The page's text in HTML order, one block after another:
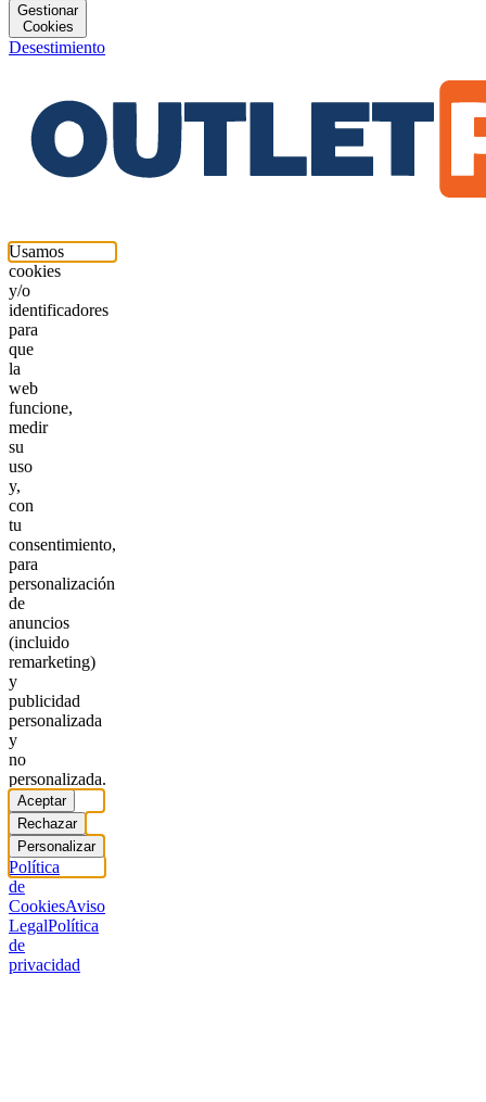
Gestionar
Cookies
Desestimiento
Usamos
cookies
y/o
identificadores
para
que
la
web
funcione,
medir
su
uso
y,
con
tu
consentimiento,
para
personalización
de
anuncios
(incluido
remarketing)
y
publicidad
personalizada
y
no
personalizada.
Aceptar
Rechazar
Personalizar
Política
de
CookiesAviso
LegalPolítica
de
privacidad